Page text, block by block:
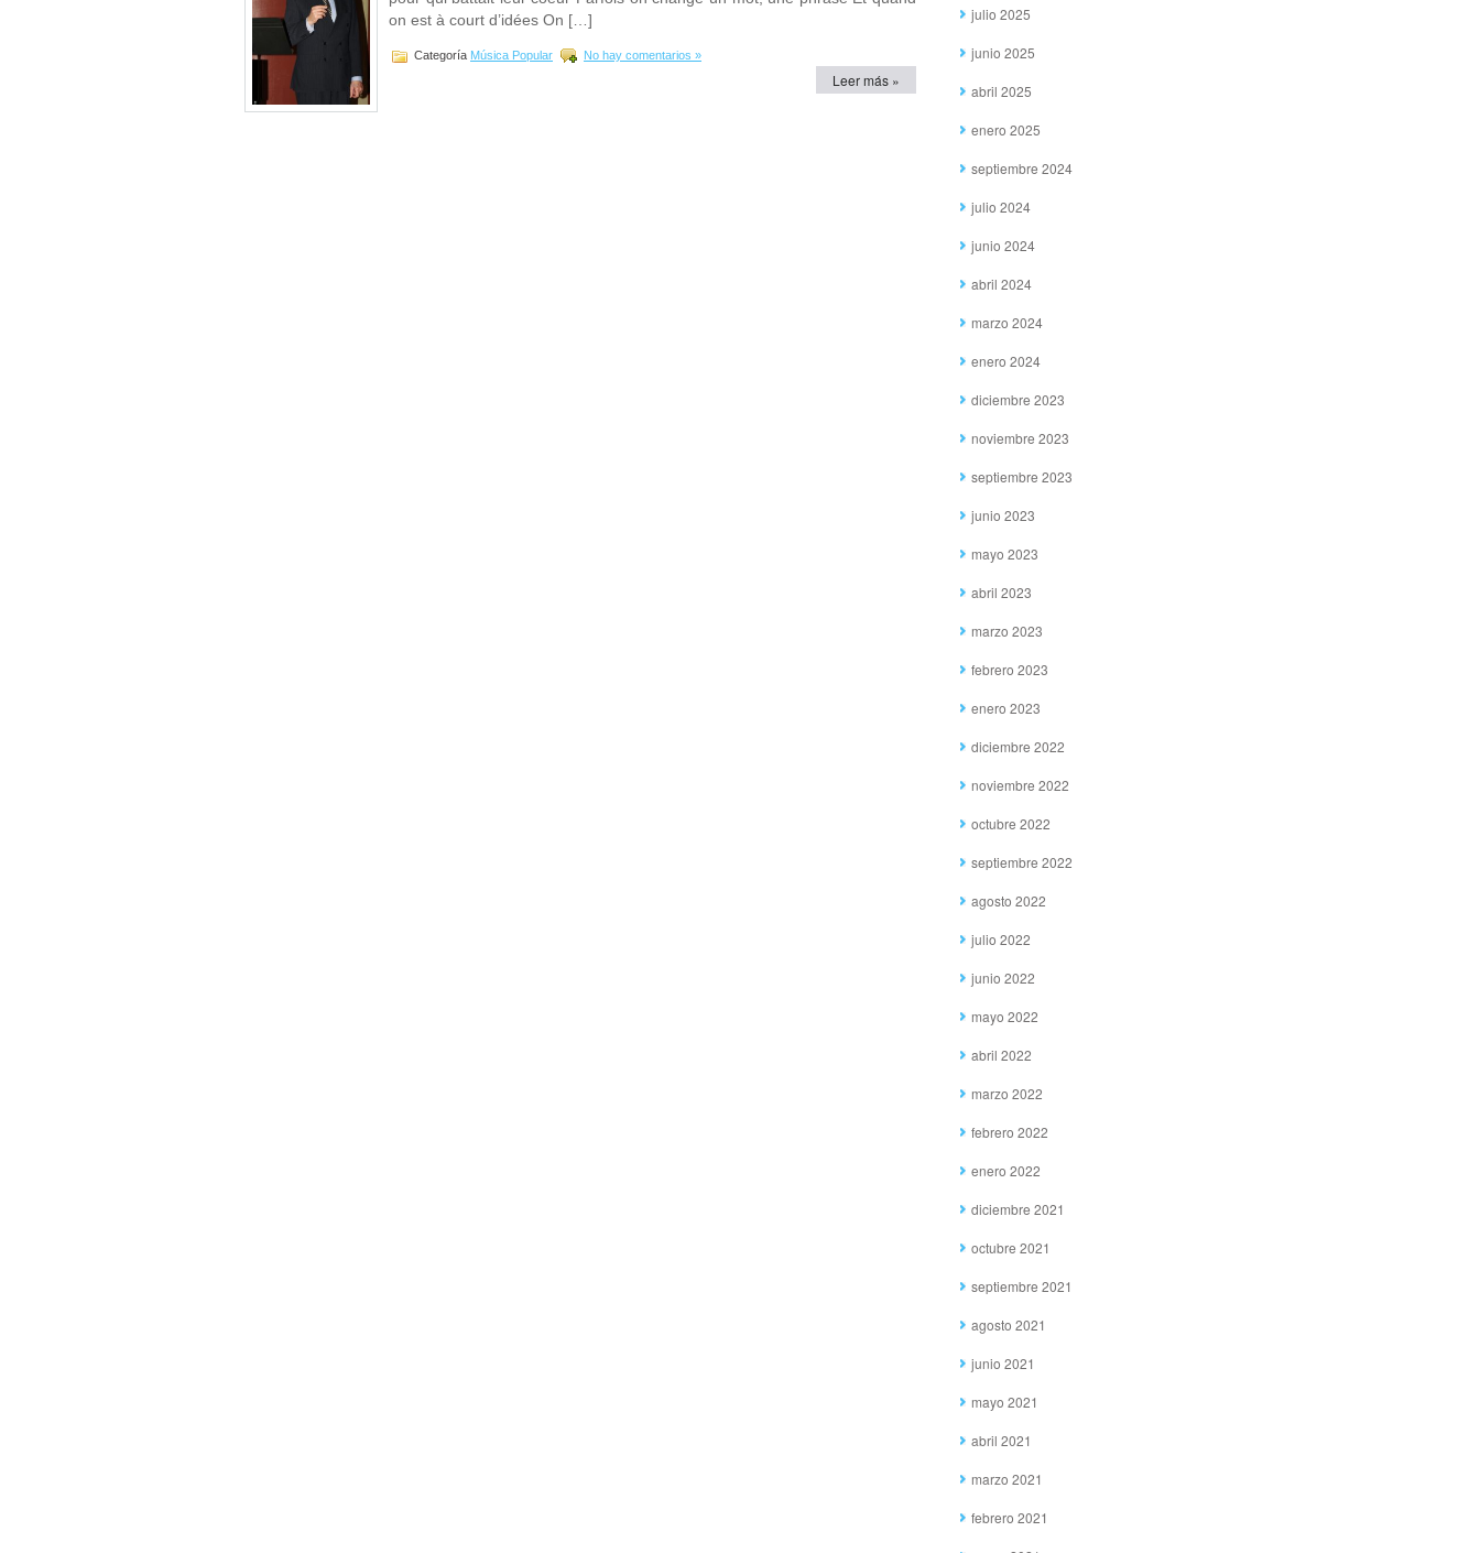
on est à court d’idées On […]
Categoría Música Popular No hay comentarios »
Leer más »
julio 2025
junio 2025
abril 2025
enero 2025
septiembre 2024
julio 2024
junio 2024
abril 2024
marzo 2024
enero 2024
diciembre 2023
noviembre 2023
septiembre 2023
junio 2023
mayo 2023
abril 2023
marzo 2023
febrero 2023
enero 2023
diciembre 2022
noviembre 2022
octubre 2022
septiembre 2022
agosto 2022
julio 2022
junio 2022
mayo 2022
abril 2022
marzo 2022
febrero 2022
enero 2022
diciembre 2021
octubre 2021
septiembre 2021
agosto 2021
junio 2021
mayo 2021
abril 2021
marzo 2021
febrero 2021